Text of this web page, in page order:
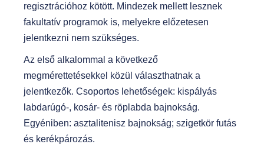
regisztrációhoz kötött. Mindezek mellett lesznek
fakultatív programok is, melyekre előzetesen
jelentkezni nem szükséges.
Az első alkalommal a következő
megmérettetésekkel közül választhatnak a
jelentkezők. Csoportos lehetőségek: kispályás
labdarúgó-, kosár- és röplabda bajnokság.
Egyéniben: asztalitenisz bajnokság; szigetkör futás
és kerékpározás.